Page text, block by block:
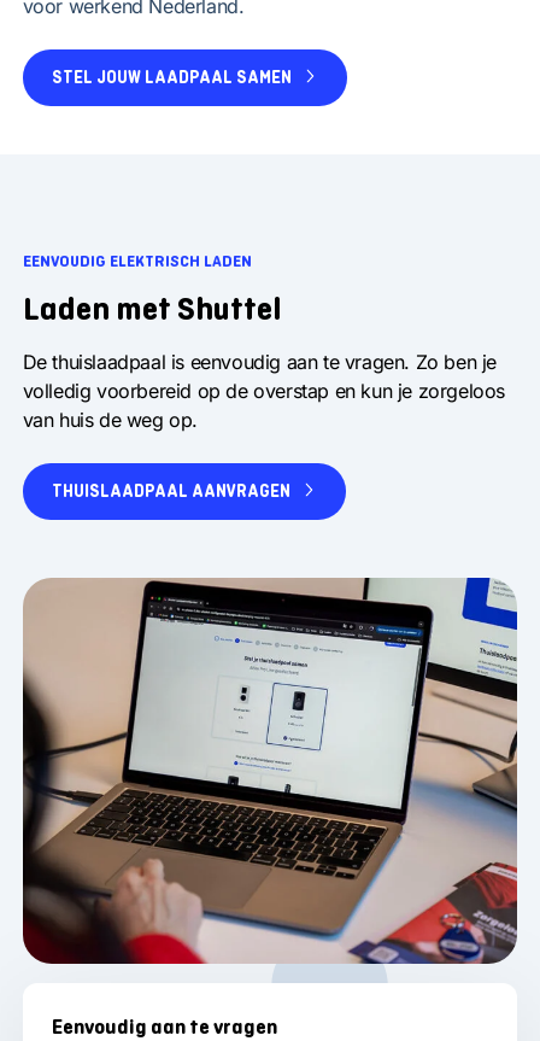
voor werkend Nederland.
STEL JOUW LAADPAAL SAMEN
EENVOUDIG ELEKTRISCH LADEN
Laden met Shuttel
De thuislaadpaal is eenvoudig aan te vragen. Zo ben je
volledig voorbereid op de overstap en kun je zorgeloos
van huis de weg op.
THUISLAADPAAL AANVRAGEN
Eenvoudig aan te vragen